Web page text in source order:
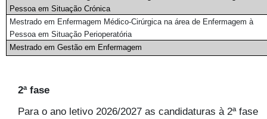
Pessoa em Situação Crónica
Mestrado em Enfermagem Médico-Cirúrgica na área de Enfermagem à
Pessoa em Situação Perioperatória
Mestrado em Gestão em Enfermagem
2ª fase
Para o ano letivo 2026/2027 as candidaturas à 2ª fase